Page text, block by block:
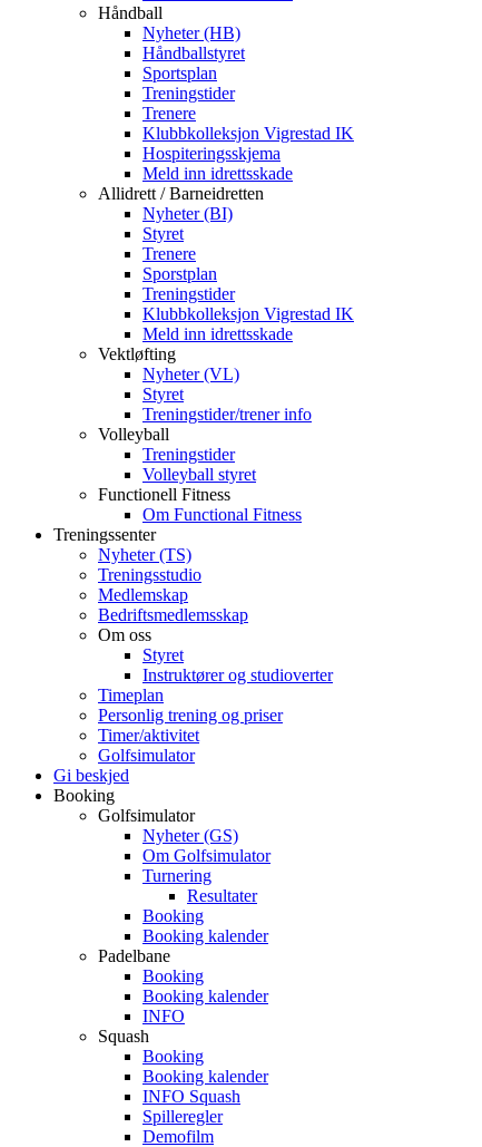
Håndball
Nyheter (HB)
Håndballstyret
Sportsplan
Treningstider
Trenere
Klubbkolleksjon Vigrestad IK
Hospiteringsskjema
Meld inn idrettsskade
Allidrett / Barneidretten
Nyheter (BI)
Styret
Trenere
Sporstplan
Treningstider
Klubbkolleksjon Vigrestad IK
Meld inn idrettsskade
Vektløfting
Nyheter (VL)
Styret
Treningstider/trener info
Volleyball
Treningstider
Volleyball styret
Functionell Fitness
Om Functional Fitness
Treningssenter
Nyheter (TS)
Treningsstudio
Medlemskap
Bedriftsmedlemsskap
Om oss
Styret
Instruktører og studioverter
Timeplan
Personlig trening og priser
Timer/aktivitet
Golfsimulator
Gi beskjed
Booking
Golfsimulator
Nyheter (GS)
Om Golfsimulator
Turnering
Resultater
Booking
Booking kalender
Padelbane
Booking
Booking kalender
INFO
Squash
Booking
Booking kalender
INFO Squash
Spilleregler
Demofilm